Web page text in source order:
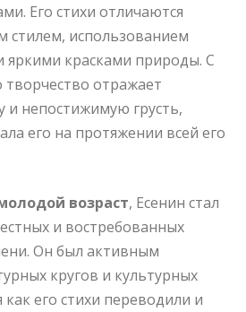
Его стихи отличаются
стилем, использованием
яркими красками природы. С
творчество отражает
непостижимую грусть,
его на протяжении всей его
возраст, Есенин стал
и востребованных
Он был активным
кругов и культурных
его стихи переводили и